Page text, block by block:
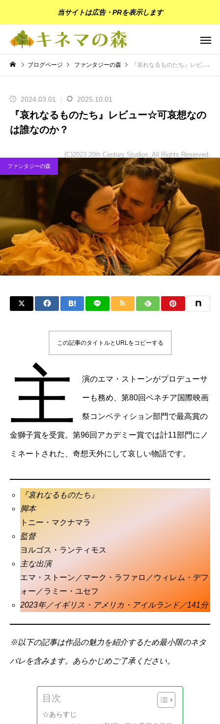
当サイトは広告・PRを表示します
ブログページ ファンタジーの森 『哀れなるものたち』レビュー☆可哀想なのは誰なのか？
2024.03.01 2025.10.01
『哀れなるものたち』レビュー☆可哀想なの
は誰なのか？
(C)2023 20th Century Studios. All Rights Reserved.
ファンタジーの森
この記事のタイトルとURLをコピーする
主 演のエマ・ストーンがプロデューサ
ーも務め、第80回ベネチア国際映画
祭コンペティション部門で最高賞の
金獅子賞を受賞。第96回アカデミー賞では計11部門にノ
ミネートされた、奇想天外にして哀しい物語です。
『哀れなるものたち』
脚本
トニー・マクナマラ
監督
ヨルゴス・ランティモス
主な出演
エマ・ストーン／マーク・ラファロ／ウィレム・デフ
ォー／ラミー・ユセフ
2023年／イギリス・アメリカ・アイルランド／141分
※以下の記事は作品の魅力を紹介するため最小限のネタ
バレを含みます。あらかじめご了承ください。
目次
☆あらすじ